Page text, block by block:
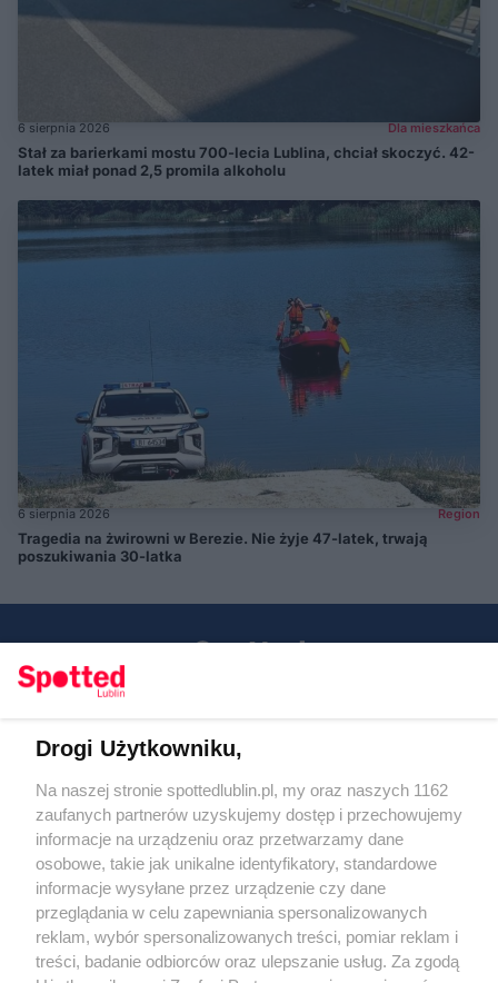
6 sierpnia 2026 Dla mieszkańca
Stał za barierkami mostu 700-lecia Lublina, chciał skoczyć. 42-
latek miał ponad 2,5 promila alkoholu
6 sierpnia 2026 Region
Tragedia na żwirowni w Berezie. Nie żyje 47-latek, trwają
poszukiwania 30-latka
KATEGORIE
OGŁOSZENIA
Regulamin
Polityka prywatności
RODO
Warunki korzystania z treści
Drogi Użytkowniku,
Na naszej stronie spottedlublin.pl, my oraz naszych 1162
zaufanych partnerów uzyskujemy dostęp i przechowujemy
informacje na urządzeniu oraz przetwarzamy dane
osobowe, takie jak unikalne identyfikatory, standardowe
informacje wysyłane przez urządzenie czy dane
przeglądania w celu zapewniania spersonalizowanych
reklam, wybór spersonalizowanych treści, pomiar reklam i
treści, badanie odbiorców oraz ulepszanie usług. Za zgodą